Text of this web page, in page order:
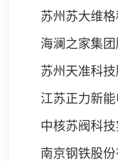
苏州苏大维
海澜之家集
苏州天准科
江苏正力新
中核苏阀科
南京钢铁股份